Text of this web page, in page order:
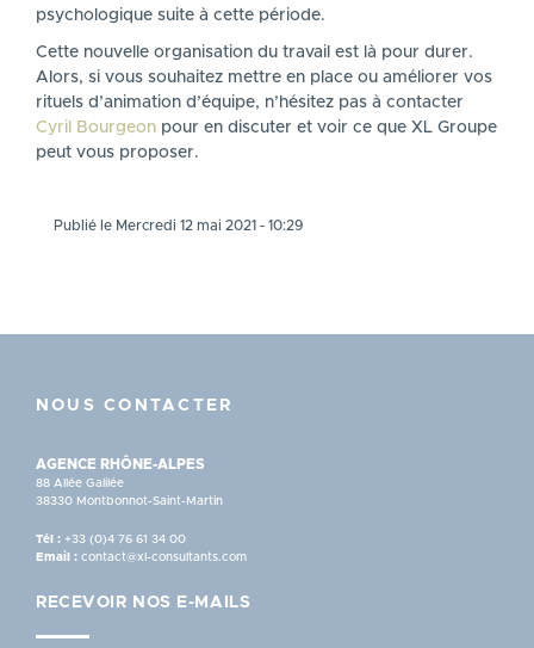
psychologique suite à cette période.
Cette nouvelle organisation du travail est là pour durer.
Alors, si vous souhaitez mettre en place ou améliorer vos
rituels d’animation d’équipe, n’hésitez pas à contacter
Cyril Bourgeon pour en discuter et voir ce que XL Groupe
peut vous proposer.
Publié le Mercredi 12 mai 2021 - 10:29
NOUS CONTACTER
AGENCE RHÔNE-ALPES
88 Allée Galilée
38330 Montbonnot-Saint-Martin
Tél : +33 (0)4 76 61 34 00
Email : contact@xl-consultants.com
RECEVOIR NOS E-MAILS